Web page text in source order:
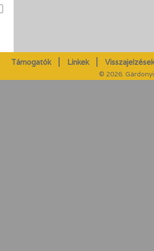
Támogatók Linkek
© 2026.